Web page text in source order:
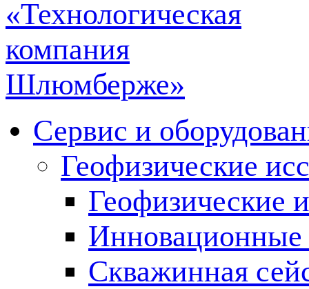
Сервис и
Геофизические
Геофизические
Инновационные
Скважинная